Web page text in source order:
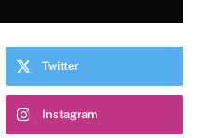
Twitter
Instagram